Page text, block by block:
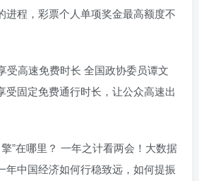
进程，彩票个人单项奖金最高额度不
受高速免费时长 全国政协委员谭文
受固定免费通行时长，让公众高速出
”在哪里？ 一年之计看两会！大数据
年中国经济如何行稳致远，如何提振